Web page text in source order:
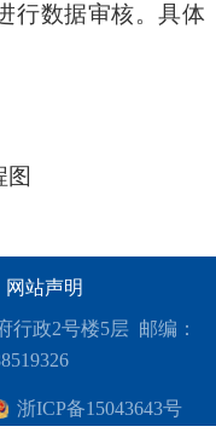
行数据审核。具体
网站声明
行政2号楼5层 邮编：
浙ICP备15043643号